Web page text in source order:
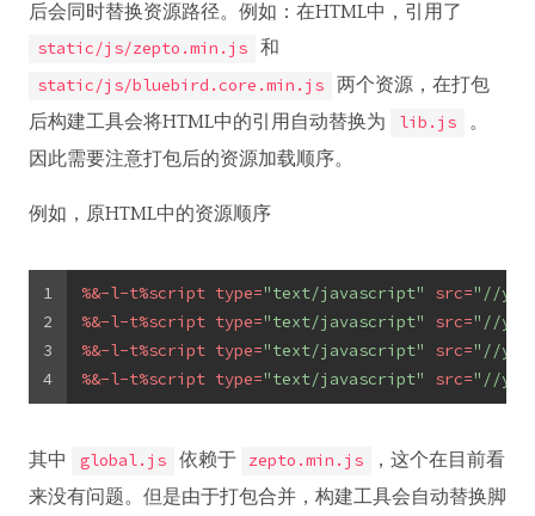
后会同时替换资源路径。例如：在HTML中，引用了
static/js/zepto.min.js 和
static/js/bluebird.core.min.js
两个资源，在打包
后构建工具会将HTML中的引用自动替换为
lib.js
。
因此需要注意打包后的资源加载顺序。
例如，原HTML中的资源顺序
1
2
3
4
%&-l-t%script type="text/javascript" src="//
%&-l-t%script type="text/javascript" src="//
%&-l-t%script type="text/javascript" src="//
%&-l-t%script type="text/javascript" src="//
其中 global.js 依赖于 zepto.min.js
，这个在目前看
来没有问题。但是由于打包合并，构建工具会自动替换脚